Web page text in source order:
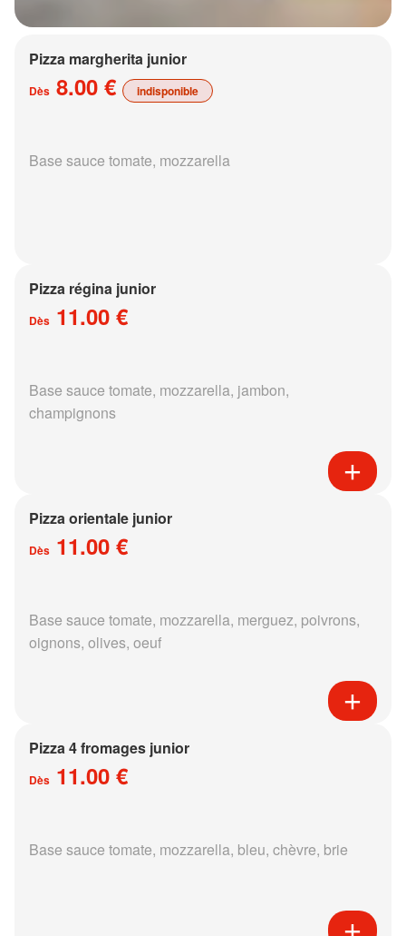
Pizza margherita junior
Dès 8.00 € indisponible
Base sauce tomate, mozzarella
Pizza régina junior
Dès 11.00 €
Base sauce tomate, mozzarella, jambon,
champignons
Pizza orientale junior
Dès 11.00 €
Base sauce tomate, mozzarella, merguez, poivrons,
oignons, olives, oeuf
Pizza 4 fromages junior
Dès 11.00 €
Base sauce tomate, mozzarella, bleu, chèvre, brie